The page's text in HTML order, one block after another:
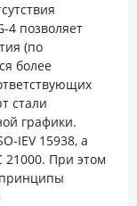
4 позволяет
(по
более
стали
графики.
IEV 15938, а
21000. При этом